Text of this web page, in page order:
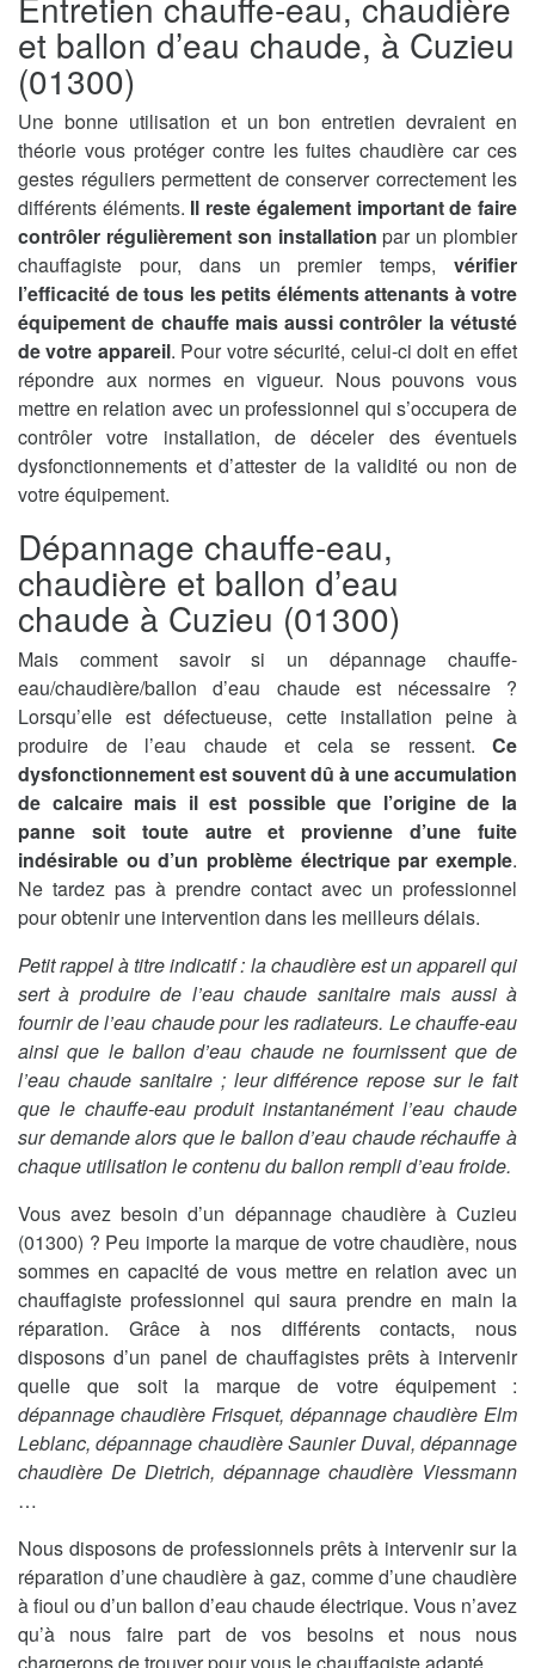
et ballon d’eau chaude, à Cuzieu
(01300)
Une bonne utilisation et un bon entretien devraient en
théorie vous protéger contre les fuites chaudière car ces
gestes réguliers permettent de conserver correctement les
différents éléments. Il reste également important de faire
contrôler régulièrement son installation par un plombier
chauffagiste pour, dans un premier temps, vérifier
l’efficacité de tous les petits éléments attenants à votre
équipement de chauffe mais aussi contrôler la vétusté
de votre appareil. Pour votre sécurité, celui-ci doit en effet
répondre aux normes en vigueur. Nous pouvons vous
mettre en relation avec un professionnel qui s’occupera de
contrôler votre installation, de déceler des éventuels
dysfonctionnements et d’attester de la validité ou non de
votre équipement.
Dépannage chauffe-eau,
chaudière et ballon d’eau
chaude à Cuzieu (01300)
Mais comment savoir si un dépannage chauffe-
eau/chaudière/ballon d’eau chaude est nécessaire ?
Lorsqu’elle est défectueuse, cette installation peine à
produire de l’eau chaude et cela se ressent. Ce
dysfonctionnement est souvent dû à une accumulation
de calcaire mais il est possible que l’origine de la
panne soit toute autre et provienne d’une fuite
indésirable ou d’un problème électrique par exemple.
Ne tardez pas à prendre contact avec un professionnel
pour obtenir une intervention dans les meilleurs délais.
Petit rappel à titre indicatif : la chaudière est un appareil qui
sert à produire de l’eau chaude sanitaire mais aussi à
fournir de l’eau chaude pour les radiateurs. Le chauffe-eau
ainsi que le ballon d’eau chaude ne fournissent que de
l’eau chaude sanitaire ; leur différence repose sur le fait
que le chauffe-eau produit instantanément l’eau chaude
sur demande alors que le ballon d’eau chaude réchauffe à
chaque utilisation le contenu du ballon rempli d’eau froide.
Vous avez besoin d’un dépannage chaudière à Cuzieu
(01300) ? Peu importe la marque de votre chaudière, nous
sommes en capacité de vous mettre en relation avec un
chauffagiste professionnel qui saura prendre en main la
réparation. Grâce à nos différents contacts, nous
disposons d’un panel de chauffagistes prêts à intervenir
quelle que soit la marque de votre équipement :
dépannage chaudière Frisquet, dépannage chaudière Elm
Leblanc, dépannage chaudière Saunier Duval, dépannage
chaudière De Dietrich, dépannage chaudière Viessmann
…
Nous disposons de professionnels prêts à intervenir sur la
réparation d’une chaudière à gaz, comme d’une chaudière
à fioul ou d’un ballon d’eau chaude électrique. Vous n’avez
qu’à nous faire part de vos besoins et nous nous